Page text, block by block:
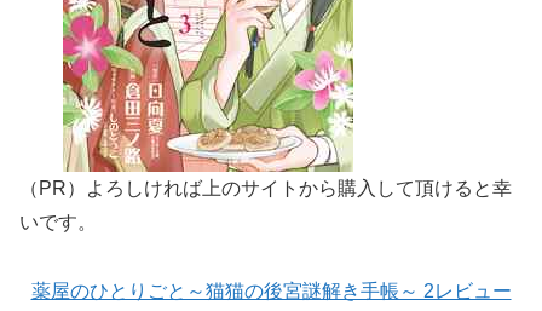
（PR）よろしければ上のサイトから購入して頂けると幸
いです。
薬屋のひとりごと～猫猫の後宮謎解き手帳～ 2レビュー